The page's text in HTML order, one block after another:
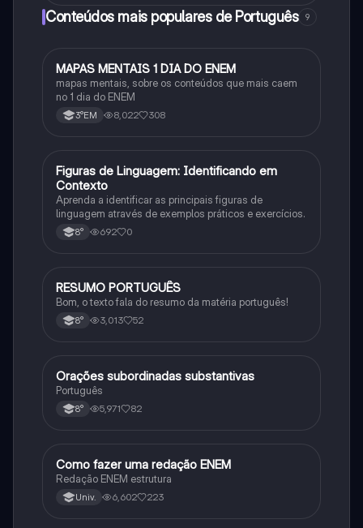
Conteúdos mais populares de Português 9
Português
MAPAS MENTAIS 1 DIA DO ENEM
mapas mentais, sobre os conteúdos que mais caem
no 1 dia do ENEM
3°EM 8,022 308
FPortuguês
Figuras de Linguagem: Identificando em
Contexto
Aprenda a identificar as principais figuras de
linguagem através de exemplos práticos e exercícios.
8° 692 0
Português
RESUMO PORTUGUÊS
Bom, o texto fala do resumo da matéria português!
8° 3,013 52
Português
Orações subordinadas substantivas
Português
8° 5,971 82
Português
Como fazer uma redação ENEM
Redação ENEM estrutura
Univ. 6,602 223